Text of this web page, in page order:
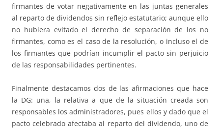
firmantes de votar negativamente en las juntas generales
al reparto de dividendos sin reflejo estatutario; aunque ello
no hubiera evitado el derecho de separación de los no
firmantes, como es el caso de la resolución, o incluso el de
los firmantes que podrían incumplir el pacto sin perjuicio
de las responsabilidades pertinentes.
Finalmente destacamos dos de las afirmaciones que hace
la DG: una, la relativa a que de la situación creada son
responsables los administradores, pues ellos y dado que el
pacto celebrado afectaba al reparto del dividendo, uno de